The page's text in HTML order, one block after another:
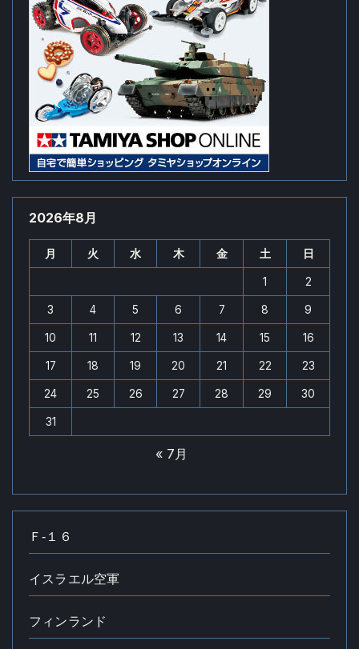
2026年8月
月 火 水 木 金 土 日
1 2
3 4 5 6 7 8 9
10 11 12 13 14 15 16
17 18 19 20 21 22 23
24 25 26 27 28 29 30
31
« 7月
Ｆ‐１６
イスラエル空軍
フィンランド